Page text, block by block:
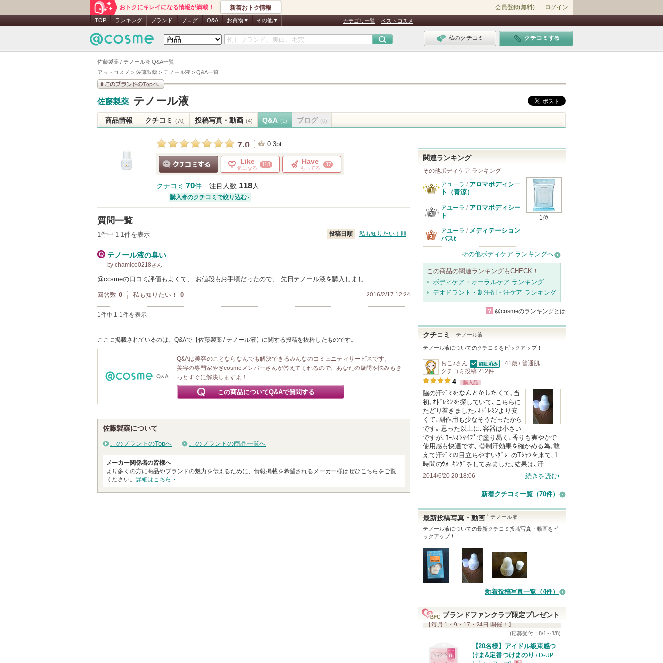
佐藤製薬 / テノール液 Q&A一覧
アットコスメ > 佐藤製薬 > テノール液 > Q&A一覧
おトクにキレイになる情報が満載！ 新着おトク情報 会員登録(無料) ログイン
TOP ランキング ブランド ブログ Q&A お買物 その他 カテゴリ一覧 ベストコスメ
私のクチコミ クチコミする
このブランドの情報を
見る
佐藤製薬 テノール液
商品情報 クチコミ (70) 投稿写真・動画 (4) Q&A (1) ブログ (0)
7.0 0.3pt
Like
気になる
118 Have
もってる
37
クチコミ 70件 注目人数 118人
購入者のクチコミで絞り込む
質問一覧
1件中 1-1件を表示 投稿日順 私も知りたい！順
テノール液の臭い
by chamico0218さん
@cosmeの口コミ評価もよくて、 お値段もお手頃だったので、 先日テノール液を購入しまし…
回答数 0 私も知りたい！ 0 2016/2/17 12:24
1件中 1-1件を表示
ここに掲載されているのは、Q&Aで【佐藤製薬 / テノール液】に関する投稿を抜粋したものです。
Q&Aは美容のことならなんでも解決できるみんなのコミュニティサービスです。
美容の専門家や@cosmeメンバーさんが答えてくれるので、あなたの疑問や悩みもき
っとすぐに解決しますよ！
この商品についてQ&Aで質問する
佐藤製薬について
このブランドのTopへ このブランドの商品一覧へ
メーカー関係者の皆様へ
より多くの方に商品やブランドの魅力を伝えるために、情報掲載を希望されるメーカー様はぜひこちらをご覧
ください。 詳細はこちら
関連ランキング
その他ボディケア ランキング
1位
アユーラ / アロマボディシー
ト（青涼）
アユーラ / アロマボディシー
ト
アユーラ / メディテーション
バスt
その他ボディケア ランキングへ
この商品の関連ランキングもCHECK！
ボディケア・オーラルケア ランキング
デオドラント・制汗剤・汗ケア ランキング
? @cosmeのランキングとは
クチコミ テノール液
テノール液についてのクチコミをピックアップ！
おこ♪さん
認証済
41歳 / 普通肌
クチコミ投稿 212件
4 購入品
脇の汗ｼﾞﾐをなんとかしたくて､当
初､ｵﾄﾞﾚﾐﾝを探していて､こちらに
たどり着きました｡ｵﾄﾞﾚﾐﾝより安
くて､副作用も少なそうだったから
です｡ 思った以上に､容器は小さい
ですが､ﾛｰﾙｵﾝﾀｲﾌﾟで塗り易く､香りも爽やかで
使用感も快適です｡ ◎制汗効果を確かめる為､敢
えて汗ｼﾞﾐの目立ちやすいｸﾞﾚｰのTｼｬﾂを来て､1
時間のｳｫｰｷﾝｸﾞをしてみました｡結果は､汗…
2014/6/20 20:18:06 続きを読む
新着クチコミ一覧 （70件）
最新投稿写真・動画
テノール液
テノール液についての最新クチコミ投稿写真・動画をピ
ックアップ！
新着投稿写真一覧（4件）
ブランドファンクラブ限定プレゼント
【毎月 1・9・17・24日 開催！】
(応募受付：8/1～8/8)
【20名様】アイドル級束感つ
けま&定番つけまのり / D-UP